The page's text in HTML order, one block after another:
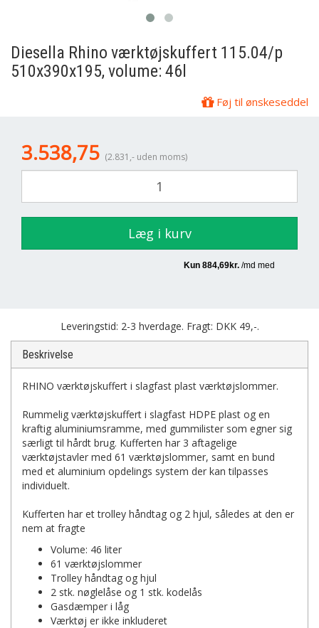
Diesella Rhino værktøjskuffert 115.04/p
510x390x195, volume: 46l
Føj til ønskeseddel
3.538,75 (2.831,- uden moms)
Læg i kurv
Leveringstid: 2-3 hverdage. Fragt: DKK 49,-.
Beskrivelse
RHINO værktøjskuffert i slagfast plast værktøjslommer.
Rummelig værktøjskuffert i slagfast HDPE plast og en
kraftig aluminiumsramme, med gummilister som egner sig
særligt til hårdt brug. Kufferten har 3 aftagelige
værktøjstavler med 61 værktøjslommer, samt en bund
med et aluminium opdelings system der kan tilpasses
individuelt.
Kufferten har et trolley håndtag og 2 hjul, således at den er
nem at fragte
Volume: 46 liter
61 værktøjslommer
Trolley håndtag og hjul
2 stk. nøglelåse og 1 stk. kodelås
Gasdæmper i låg
Værktøj er ikke inkluderet